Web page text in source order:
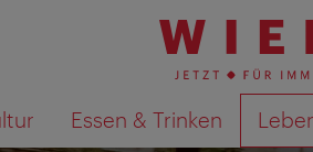
Essen & Trinken